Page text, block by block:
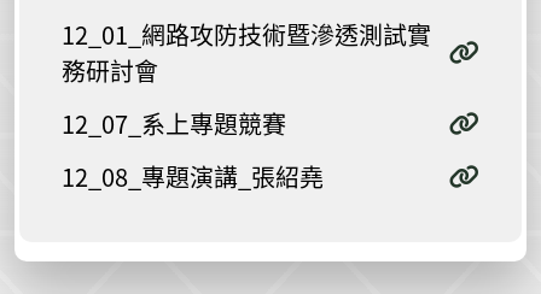
12_01_網路攻防技術暨滲透測試實
務研討會
12_07_系上專題競賽
12_08_專題演講_張紹堯